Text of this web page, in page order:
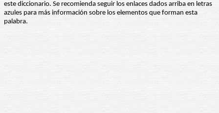
este diccionario. Se recomienda seguir los enlaces dados arriba en letras
azules para más información sobre los elementos que forman esta
palabra.